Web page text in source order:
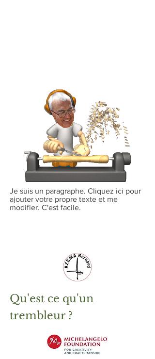
Je suis un paragraphe. Cliquez ici pour
ajouter votre propre texte et me
modifier. C'est facile.
Qu'est ce qu'un
trembleur ?